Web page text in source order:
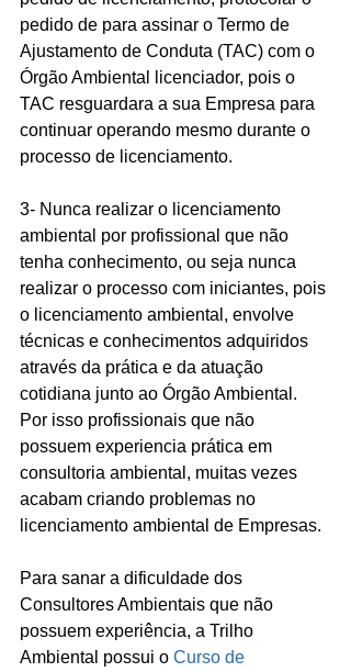
pedido de para assinar o Termo de
Ajustamento de Conduta (TAC) com o
Órgão Ambiental licenciador, pois o
TAC resguardara a sua Empresa para
continuar operando mesmo durante o
processo de licenciamento.
3- Nunca realizar o licenciamento
ambiental por profissional que não
tenha conhecimento, ou seja nunca
realizar o processo com iniciantes, pois
o licenciamento ambiental, envolve
técnicas e conhecimentos adquiridos
através da prática e da atuação
cotidiana junto ao Órgão Ambiental.
Por isso profissionais que não
possuem experiencia prática em
consultoria ambiental, muitas vezes
acabam criando problemas no
licenciamento ambiental de Empresas.
Para sanar a dificuldade dos
Consultores Ambientais que não
possuem experiência, a Trilho
Ambiental possui o Curso de